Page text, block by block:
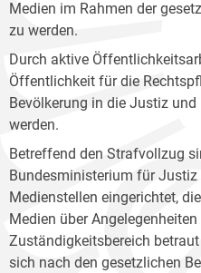
Medien im Rahmen der
zu werden.
Durch aktive
Öffentlichkeit für die
Bevölkerung in die Justiz
werden.
Betreffend den Strafvollzug
Bundesministerium für
Medienstellen eingerichtet,
Medien über
Zuständigkeitsbereich
sich nach den gesetzlichen